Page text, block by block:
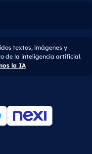
textos, imágenes y
de la inteligencia artificial.
la IA